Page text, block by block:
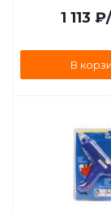
1 113 ₽
В